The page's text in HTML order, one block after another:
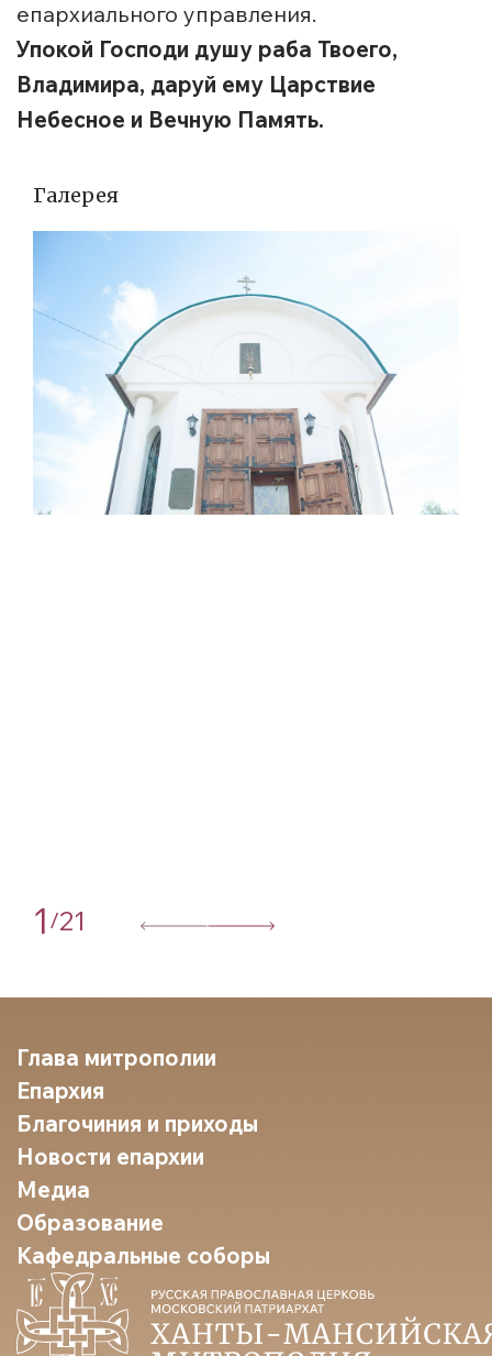
епархиального управления.
Упокой Господи душу раба Твоего,
Владимира, даруй ему Царствие
Небесное и Вечную Память.
Галерея
1 /21
Глава митрополии
Епархия
Благочиния и приходы
Новости епархии
Медиа
Образование
Кафедральные соборы